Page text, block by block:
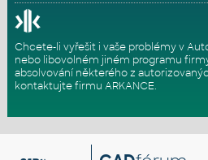
Chcete-li vyřešit i vaše problémy v
nebo libovolném jiném programu
absolvování některého z
kontaktujte firmu ARKANCE.